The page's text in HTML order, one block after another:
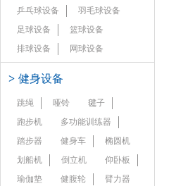
乒乓球设备
羽毛球设备
足球设备
篮球设备
排球设备
网球设备
> 健身设备
跳绳 哑铃
毽子
跑步机
多功能训练器
踏步器
健身车
椭圆机
划船机
倒立机
仰卧板
瑜伽垫
健腹轮
臂力器